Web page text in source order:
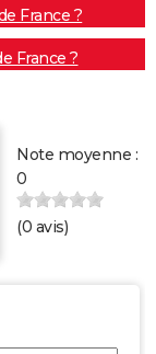
France ?
France ?
Note moyenne :
0
(0 avis)